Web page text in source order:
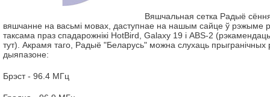
Вяшчальная сетка Радыё
вяшчанне на васьмі мовах, даступнае на нашым сайце ў рэжыме
таксама праз спадарожнікі HotBird, Galaxy 19 і ABS-2
тут). Акрамя таго, Радыё "Беларусь" можна слухаць прыгранічных
дыяпазоне:
Брэст - 96.4 МГц